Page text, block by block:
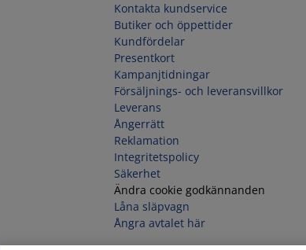
Kontakta kundservice
Butiker och öppettider
Kundfördelar
Presentkort
Kampanjtidningar
Försäljnings- och leveransvillkor
Leverans
Ångerrätt
Reklamation
Integritetspolicy
Säkerhet
Ändra cookie godkännanden
Låna släpvagn
Ångra avtalet här